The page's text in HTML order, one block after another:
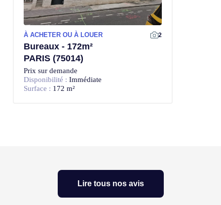
À ACHETER OU À LOUER 2
Bureaux - 172m²
PARIS (75014)
Prix sur demande
Disponibilité : Immédiate
Surface : 172 m²
Lire tous nos avis